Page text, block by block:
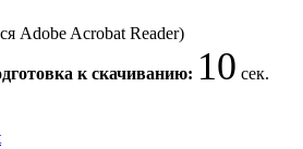
Adobe Acrobat Reader)
к скачиванию: 10 сек.